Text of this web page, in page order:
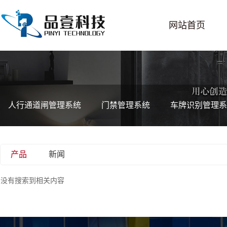
网站首页
人行通道闸管理系统 门禁管理系统 车牌识别管理
产品 新闻
没有搜索到相关内容